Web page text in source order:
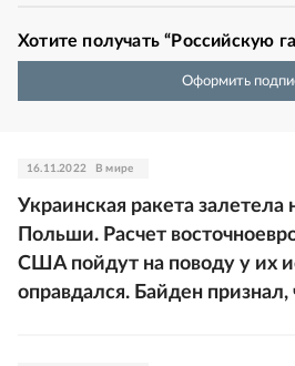
Хотите получать “Российскую
Оформить
16.11.2022 В мире
Украинская ракета
Польши. Расчет
США пойдут на поводу у их
оправдался. Байден